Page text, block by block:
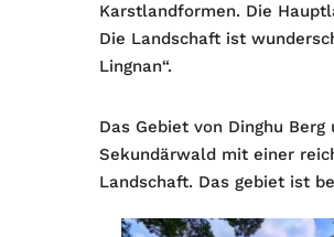
Karstlandformen. Die
Die Landschaft ist
Lingnan“.
Das Gebiet von Dinghu
Sekundärwald mit einer
Landschaft. Das gebiet ist